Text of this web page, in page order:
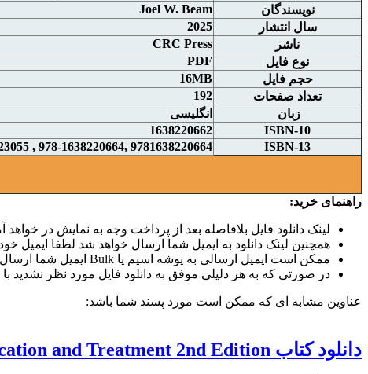
نويسندگان
Joel W. Beam
سال انتشار
2025
ناشر
CRC Press
نوع فايل
PDF
حجم فايل
16MB
تعداد صفحات
192
زبان
انگلیسی
ISBN-10
1638220662
ISBN-13
9781638220664 ,978-1638220664 , 9781003523055, 978-1003523055
راهنمای خرید:
لینک دانلود فایل بلافاصله بعد از پرداخت وجه به نمایش در خواهد
همچنین لینک دانلود به ایمیل شما ارسال خواهد شد لطفا ایمیل خود
ممکن است ایمیل ارسالی به پوشه اسپم یا Bulk ایمیل شما ارسال شده باشد.
در صورتی که به هر دلیلی موفق به دانلود فایل مورد نظر نشدید
عناوین مشابه ای که ممکن است مورد پسند شما باشد:
دانلود کتاب Acne Scars: Classification and Treatment 2nd Edition